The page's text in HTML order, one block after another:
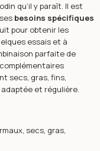
qu’il y paraît. Il est
besoins spécifiques
pour obtenir les
essais et à
parfaite de
secs, gras, fins,
et régulière.
secs, gras,